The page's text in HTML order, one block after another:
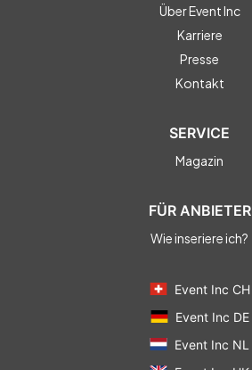
Über Event Inc
Karriere
Presse
Kontakt
SERVICE
Magazin
FÜR ANBIETER
Wie inseriere ich?
Event Inc CH
Event Inc DE
Event Inc NL